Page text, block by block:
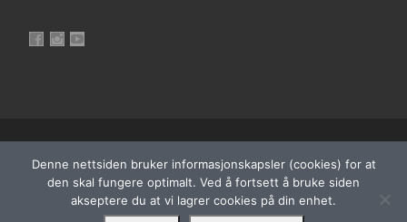
Vis profilen til NorskFlyteknikerOrganisasjon på Facebook
Vis profilen til norskflyteknikerorganisasjon på Instagram
– Designet med Customizr-temaet
Denne nettsiden bruker informasjonskapsler (cookies) for at
den skal fungere optimalt. Ved å fortsett å bruke siden
akseptere du at vi lagrer cookies på din enhet.